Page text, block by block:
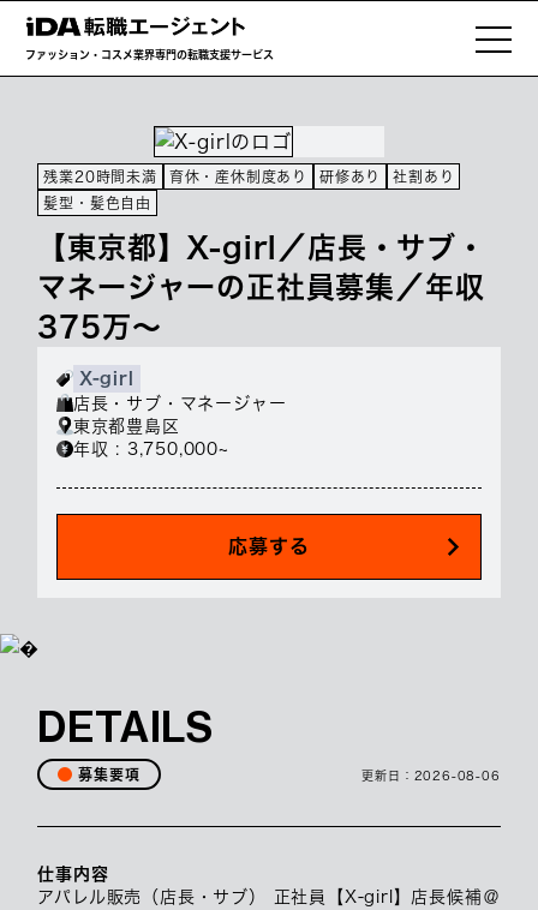
ファッション・コスメ業界専門の転職支援サービス
残業20時間未満 育休・産休制度あり 研修あり
社割あり
髪型・髪色自由
【東京都】X-girl／店長・サブ・
マネージャーの正社員募集／年収
375万～
X-girl
店長・サブ・マネージャー
東京都豊島区
年収 : 3,750,000~
応募する
DETAILS
募集要項 更新日： 2026-08-06
仕事内容
アパレル販売（店長・サブ） 正社員【X-girl】店長候補＠